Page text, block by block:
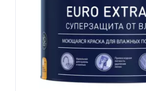
в корзину
Оплачивайте сегодня только
25% картой любого банка